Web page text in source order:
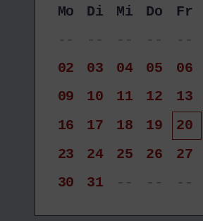
Mo Di Mi Do Fr
--
-- -- -- --
02
03 04 05 06
09
10 11 12 13
16
17 18 19 20
23
24 25 26 27
30
31 -- -- --